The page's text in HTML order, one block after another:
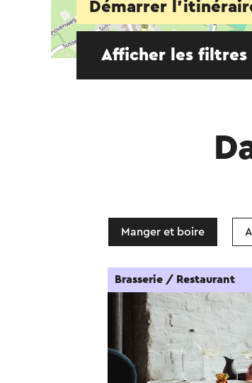
Démarrer
Afficher les filtres
Manger et boire
Brasserie / Restaurant